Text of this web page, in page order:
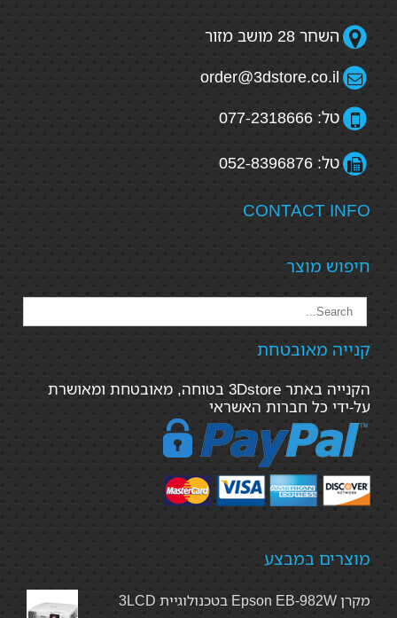
השחר 28 מושב מזור
order@3dstore.co.il
טל: 077-2318666
טל: 052-8396876
CONTACT INFO
חיפוש מוצר
קנייה מאובטחת
הקנייה באתר 3Dstore בטוחה, מאובטחת ומאושרת
על-ידי כל חברות האשראי
מוצרים במבצע
מקרן Epson EB-982W בטכנולוגיית 3LCD